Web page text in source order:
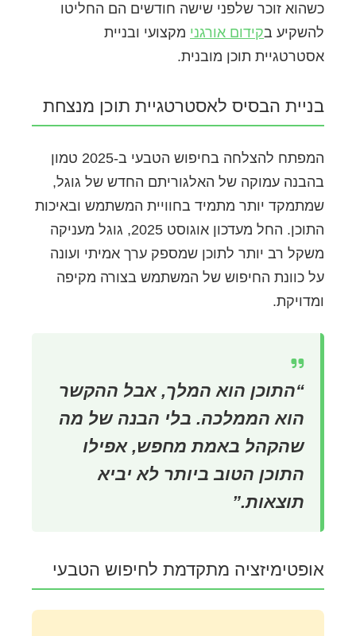
כשהוא זוכר שלפני שישה חודשים הם החליטו
להשקיע בקידום אורגני מקצועי ובניית
אסטרטגיית תוכן מובנית.
בניית הבסיס לאסטרטגיית תוכן מנצחת
המפתח להצלחה בחיפוש הטבעי ב-2025 טמון
בהבנה עמוקה של האלגוריתם החדש של גוגל,
שמתמקד יותר מתמיד בחוויית המשתמש ובאיכות
התוכן. החל מעדכון אוגוסט 2025, גוגל מעניקה
משקל רב יותר לתוכן שמספק ערך אמיתי ועונה
על כוונת החיפוש של המשתמש בצורה מקיפה
ומדויקת.
“התוכן הוא המלך, אבל ההקשר
הוא הממלכה. בלי הבנה של מה
שהקהל באמת מחפש, אפילו
התוכן הטוב ביותר לא יביא
תוצאות.”
אופטימיזציה מתקדמת לחיפוש הטבעי